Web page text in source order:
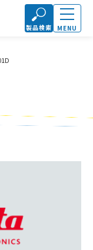
製品検索 MENU